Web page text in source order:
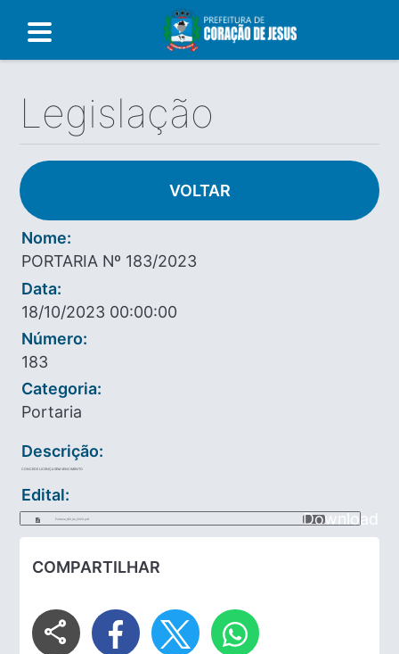
Legislação
VOLTAR
Nome:
PORTARIA Nº 183/2023
Data:
18/10/2023 00:00:00
Número:
183
Categoria:
Portaria
Descrição:
CONCEDE LICENÇA SEM VENCIMENTO
Edital:
Portaria_183_de_2023.pdf Download
COMPARTILHAR
share